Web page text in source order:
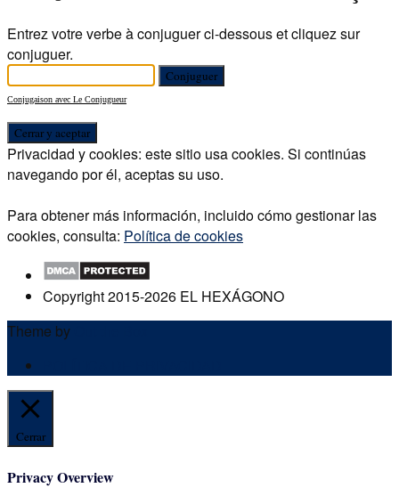
Entrez votre verbe à conjuguer ci-dessous et cliquez sur
conjuguer.
Conjugaison avec Le Conjugueur
Privacidad y cookies: este sitio usa cookies. Si continúas
navegando por él, aceptas su uso.
Para obtener más información, incluido cómo gestionar las
cookies, consulta: Política de cookies
Copyright 2015-2026 EL HEXÁGONO
Theme by
Cerrar
Privacy Overview